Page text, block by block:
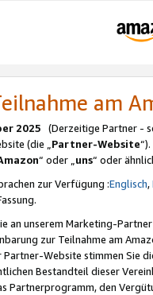
am
2025 (Derzeitige Partner -
(die „Partner-Website
“ oder „uns“ oder
zur Verfügung :Englisch,
an unserem Marketing-
zur Teilnahme am
Website stimmen Sie
Bestandteil dieser
Partnerprogramm, den